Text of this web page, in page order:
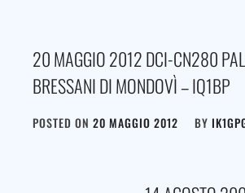
20 MAGGIO 2012 DCI-CN280
BRESSANI DI MONDOVÌ – IQ1BP
POSTED ON 20 MAGGIO 2012 BY